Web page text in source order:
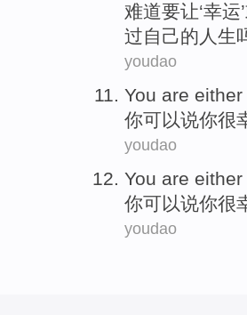
难道要让‘幸运’
过自己的 人生
youdao
You are either
你可以说你很
youdao
You are either
你可以说你很
youdao